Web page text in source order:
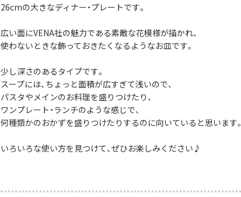
26cmの大きなディナー・プレートです。
広い面にVENA社の魅力である素敵な花模様が描かれ、
使わないときな飾っておきたくなるようなお皿です。
少し深さのあるタイプです。
スープには、ちょっと面積が広すぎて浅いので、
パスタやメインのお料理を盛りつけたり、
ワンプレート・ランチのような感じで、
何種類かのおかずを盛りつけたりするのに向いていると思います。
いろいろな使い方を見つけて、ぜひお楽しみください♪